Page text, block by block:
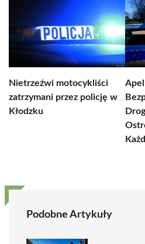
Nietrzeźwi motocykliści
zatrzymani przez policję w
Kłodzku
Podobne Artykuły